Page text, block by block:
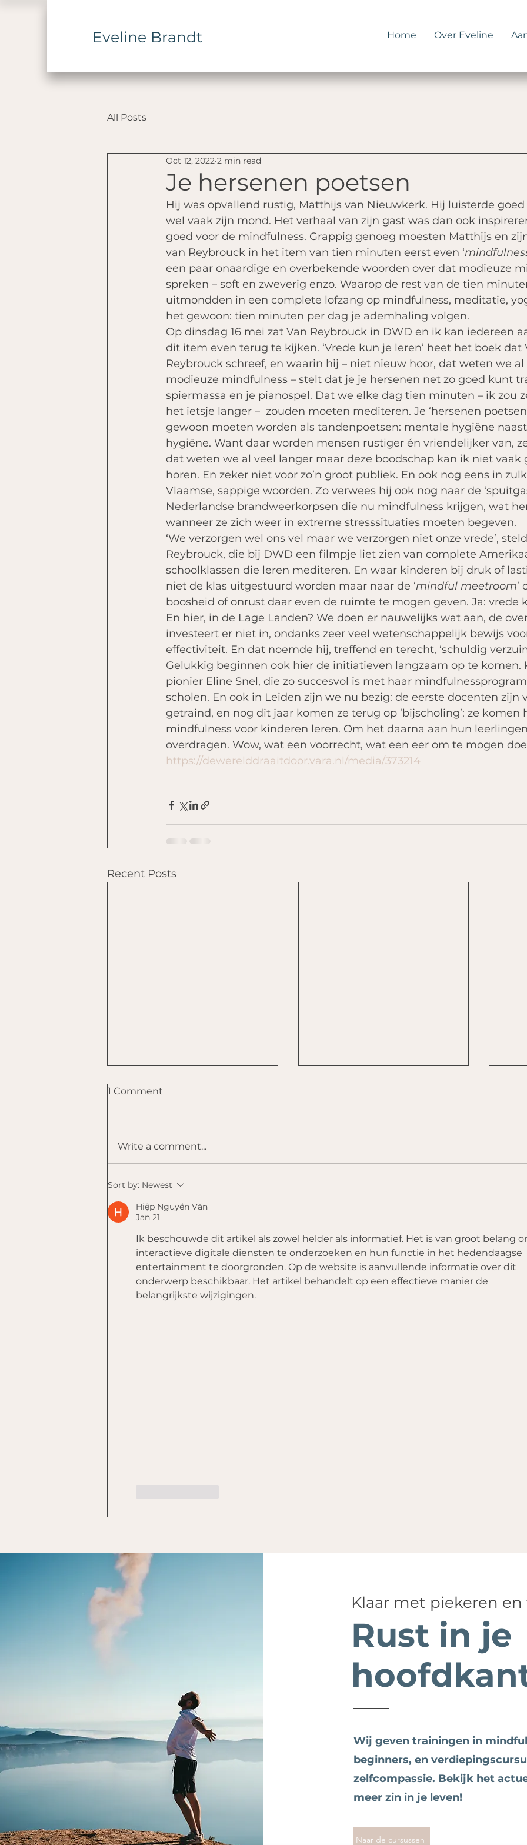
Eveline Brandt Home Over Eveline
All Posts
Je hersenen poetsen
Oct 12, 2022 2 min read
Hij was opvallend rustig, Matthijs van Nieuwkerk. Hij luisterde
wel vaak zijn mond. Het verhaal van zijn gast was dan ook
goed voor de mindfulness. Grappig genoeg moesten Matthijs en
van Reybrouck in het item van tien minuten eerst even ‘
een paar onaardige en overbekende woorden over dat modieuze
spreken – soft en zweverig enzo. Waarop de rest van de tien
uitmondden in een complete lofzang op mindfulness, meditatie,
het gewoon: tien minuten per dag je ademhaling volgen.
Op dinsdag 16 mei zat Van Reybrouck in DWD en ik kan iedereen
dit item even terug te kijken. ‘Vrede kun je leren’ heet het boek dat
Reybrouck schreef, en waarin hij – niet nieuw hoor, dat weten we
modieuze mindfulness – stelt dat je je hersenen net zo goed kunt
spiermassa en je pianospel. Dat we elke dag tien minuten – ik zou
het ietsje langer –  zouden moeten mediteren. Je ‘hersenen
gewoon moeten worden als tandenpoetsen: mentale hygiëne
hygiëne. Want daar worden mensen rustiger én vriendelijker van,
dat weten we al veel langer maar deze boodschap kan ik niet vaak
horen. En zeker niet voor zo’n groot publiek. En ook nog eens in
Vlaamse, sappige woorden. Zo verwees hij ook nog naar de
Nederlandse brandweerkorpsen die nu mindfulness krijgen, wat
wanneer ze zich weer in extreme stresssituaties moeten begeven.
‘We verzorgen wel ons vel maar we verzorgen niet onze vrede’,
Reybrouck, die bij DWD een filmpje liet zien van complete
schoolklassen die leren mediteren. En waar kinderen bij druk of
niet de klas uitgestuurd worden maar naar de ‘mindful meetroom’
boosheid of onrust daar even de ruimte te mogen geven. Ja: vrede
En hier, in de Lage Landen? We doen er nauwelijks wat aan, de
investeert er niet in, ondanks zeer veel wetenschappelijk bewijs
effectiviteit. En dat noemde hij, treffend en terecht, ‘schuldig
Gelukkig beginnen ook hier de initiatieven langzaam op te komen.
pionier Eline Snel, die zo succesvol is met haar
scholen. En ook in Leiden zijn we nu bezig: de eerste docenten zijn
getraind, en nog dit jaar komen ze terug op ‘bijscholing’: ze komen
mindfulness voor kinderen leren. Om het daarna aan hun
overdragen. Wow, wat een voorrecht, wat een eer om te mogen
https://dewerelddraaitdoor.vara.nl/media/373214
Recent Posts
Humor als medicijn: Een
over het omarmen van
nare gedachten met
humor.
1 Comment
Write a comment...
Sort by: Newest
Hiệp Nguyễn Văn
Jan 21
Ik beschouwde dit artikel als zowel helder als informatief. Het is van groot belang
interactieve digitale diensten te onderzoeken en hun functie in het hedendaagse
entertainment te doorgronden. Op de website is aanvullende informatie over dit
onderwerp beschikbaar. Het artikel behandelt op een effectieve manier de
belangrijkste wijzigingen.
Klaar met piekeren en
Rust in je
Wij geven trainingen in
beginners, en
zelfcompassie. Bekijk het
meer zin in je leven!
Naar de cursussen